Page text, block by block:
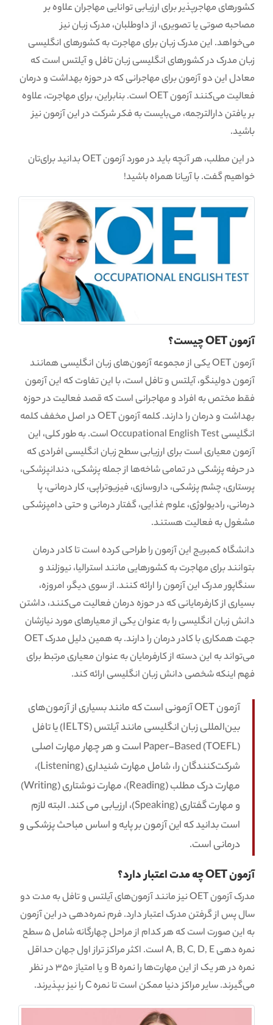
کشورهای مهاجرپذیر برای ارزیابی توانایی مهاجران علاوه بر
مصاحبه صوتی یا تصویری، از داوطلبان، مدرک زبان نیز
می‌خواهد. این مدرک زبان برای مهاجرت به کشورهای انگلیسی
زبان مدرک در کشورهای انگلیسی زبان تافل و آیلتس است که
معادل این دو آزمون برای مهاجرانی که در حوزه بهداشت و درمان
فعالیت می‌کنند آزمون OET است. بنابراین، برای مهاجرت، علاوه
بر یافتن دارالترجمه، می‌بایست به فکر شرکت در این آزمون نیز
باشید.
در این مطلب، هر آنچه باید در مورد آزمون OET بدانید برای‌تان
خواهیم گفت. با آریانا همراه باشید!
آزمون OET چیست؟
آزمون OET یکی از مجموعه آزمون‌های زبان انگلیسی همانند
آزمون دولینگو، آیلتس و تافل است، با این تفاوت که این آزمون
فقط مختص به افراد و مهاجرانی است که قصد فعالیت در حوزه
بهداشت و درمان را دارند. کلمه آزمون OET در اصل مخفف کلمه
انگلیسی Occupational English Test است. به طور کلی، این
آزمون معیاری است برای ارزیابی سطح زبان انگلیسی افرادی که
در حرفه پزشکی در تمامی شاخه‌ها از جمله پزشکی، دندانپزشکی،
پرستاری، چشم پزشکی، داروسازی، فیزیوتراپی، کار درمانی، پا
درمانی، رادیولوژی، علوم غذایی، گفتار درمانی و حتی دامپزشکی
مشغول به فعالیت هستند.
دانشگاه کمبریج این آزمون را طراحی کرده است تا کادر درمان
بتوانند برای مهاجرت به کشورهایی مانند استرالیا، نیوزلند و
سنگاپور مدرک این آزمون را ارائه کنند. از سوی دیگر، امروزه،
بسیاری از کارفرمایانی که در حوزه درمان فعالیت می‌کنند، داشتن
دانش زبان انگلیسی را به عنوان یکی از معیارهای مورد نیازشان
جهت همکاری با کادر درمان را دارند. به همین دلیل مدرک OET
می‌تواند به این دسته از کارفرمایان به عنوان معیاری مرتبط برای
فهم اینکه شخصی دانش زبان انگلیسی ارائه کند.
آزمون OET آزمونی است که مانند بسیاری از آزمون‌های
بین‌المللی زبان انگلیسی مانند آیلتس (IELTS) یا تافل
(TOEFL) Paper-Based است و هر چهار مهارت اصلی
شرکت‌کنندگان را، شامل مهارت شنیداری (Listening)،
مهارت درک مطلب (Reading)، مهارت نوشتاری (Writing)
و مهارت گفتاری (Speaking)، ارزیابی می کند. البته لازم
است بدانید که این آزمون بر پایه و اساس مباحث پزشکی و
درمانی است.
آزمون OET چه مدت اعتبار دارد؟
مدرک آزمون OET نیز مانند آزمون‌های آیلتس و تافل به مدت دو
سال پس از گرفتن مدرک اعتبار دارد. فرم نمره‌‌دهی در این آزمون
به این صورت است که هر کدام از مراحل چهارگانه شامل 5 سطح
نمره دهی A, B, C, D, E است. اکثر مراکز تراز اول جهان حداقل
نمره در هر یک از این مهارت‌ها را نمره B و یا امتیاز 350 در نظر
می‌گیرند. سایر مراکز دنیا ممکن است تا نمره C را نیز بپذیرند.